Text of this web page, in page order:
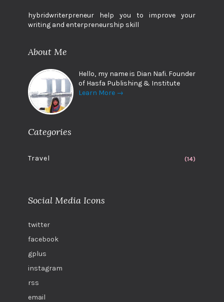
hybridwriterpreneur help you to improve your
writing and enterpreneurship skill
About Me
Hello, my name is Dian Nafi. Founder
of Hasfa Publishing & Institute
Learn More →
Categories
Travel (14)
Social Media Icons
twitter
facebook
gplus
instagram
rss
email